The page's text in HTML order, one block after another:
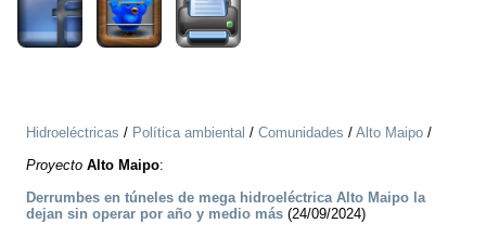
Hidroeléctricas / Política ambiental / Comunidades / Alto Maipo /
Proyecto Alto Maipo:
Derrumbes en túneles de mega hidroeléctrica Alto Maipo la
dejan sin operar por año y medio más (24/09/2024)